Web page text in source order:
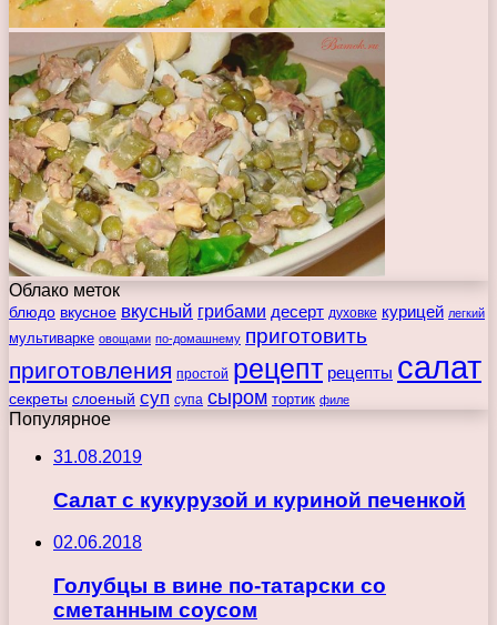
Облако меток
блюдо вкусное вкусный грибами десерт духовке курицей легкий
мультиварке овощами по-домашнему приготовить
приготовления простой рецепт рецепты салат
секреты слоеный суп супа сыром тортик филе
Популярное
31.08.2019
Салат с кукурузой и куриной печенкой
02.06.2018
Голубцы в вине по-татарски со
сметанным соусом